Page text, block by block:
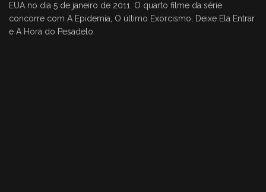
EUA no dia 5 de janeiro de 2011. O quarto filme da série
concorre com A Epidemia, O último Exorcismo, Deixe Ela Entrar
e A Hora do Pesadelo.